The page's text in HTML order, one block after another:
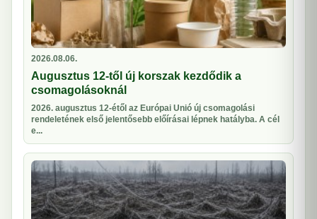
2026.08.06.
Augusztus 12-től új korszak kezdődik a
csomagolásoknál
2026. augusztus 12-étől az Európai Unió új csomagolási
rendeletének első jelentősebb előírásai lépnek hatályba. A cél
e...